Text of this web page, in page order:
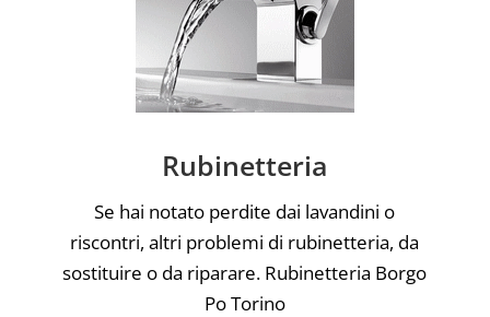
Rubinetteria
Se hai notato perdite dai lavandini o
riscontri, altri problemi di rubinetteria, da
sostituire o da riparare. Rubinetteria Borgo
Po Torino